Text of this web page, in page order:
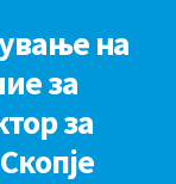
на
за
за